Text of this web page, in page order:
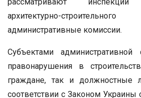
архитектурно-
административные комиссии.
Субъектами административной
правонарушения в
граждане, так и должностные
соответствии с Законом Украины